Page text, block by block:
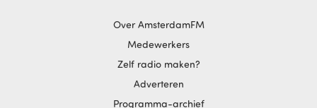
Over AmsterdamFM
Medewerkers
Zelf radio maken?
Adverteren
Programma-archief